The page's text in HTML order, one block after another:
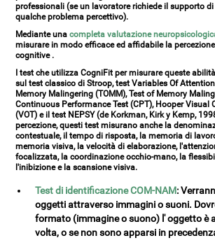
professionali (se un lavoratore richiede il supporto
qualche problema percettivo).
Mediante una completa valutazione
misurare in modo efficace ed affidabile la
cognitive .
I test che utilizzaCogniFitper misurare queste
sul test classico di Stroop, test Variables Of
Memory Malingering (TOMM), Test of Memory
Continuous Performance Test (CPT), Hooper Visual
(VOT) e il test NEPSY (de Korkman, Kirk y Kemp,
percezione, questi test misurano anche la
contestuale, il tempo di risposta, la memoria di
memoria visiva, la velocità di elaborazione,
focalizzata, la coordinazione occhio-mano, la
l'inibizione e la scansione visiva.
Test di identificazione COM-NAM:
oggetti attraverso immagini o suoni.
formato (immagine o suono) l' oggetto è
volta, o se non sono apparsi in